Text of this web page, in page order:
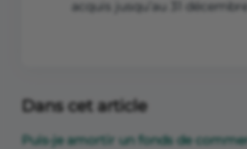
acquis jusqu’au 31
Dans cet article
Puis-je amortir un fonds de